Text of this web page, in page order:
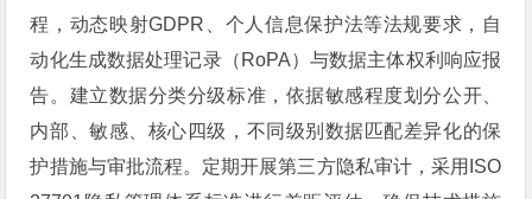
程，动态映射GDPR、个人信息保护法等法规要求，自
动化生成数据处理记录（RoPA）与数据主体权利响应报
告。建立数据分类分级标准，依据敏感程度划分公开、
内部、敏感、核心四级，不同级别数据匹配差异化的保
护措施与审批流程。定期开展第三方隐私审计，采用ISO